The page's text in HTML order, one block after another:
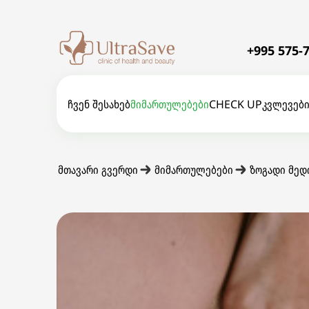
+995 575-
ჩვენ შესახებმიმართულებებიCHECK UPკვლევები
მთავარი გვერდი მიმართულებები ზოგადი